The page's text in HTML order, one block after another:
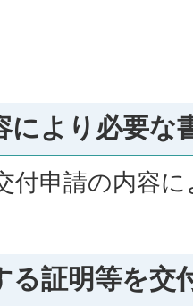
により必要な
付申請の内容
る証明等を交